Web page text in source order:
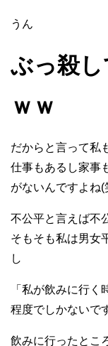
うん
ぶっ殺
ｗｗ
だからと言って私
仕事もあるし家事
がないんですよね(
不公平と言えば不
そもそも私は男女
し
程度でしかないで
飲みに行ったとこ